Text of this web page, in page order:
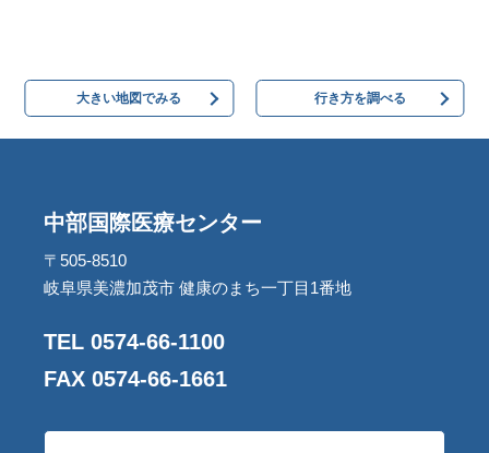
大きい地図でみる 行き方を調べる
中部国際医療センター
〒505-8510
岐阜県美濃加茂市 健康のまち一丁目1番地
TEL 0574-66-1100
FAX 0574-66-1661